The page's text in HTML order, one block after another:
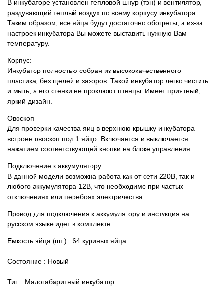
В инкубаторе установлен тепловой шнур (тэн) и вентилятор,
раздувающий теплый воздух по всему корпусу инкубатора.
Таким образом, все яйца будут достаточно обогреты, а из-за
настроек инкубатора Вы можете выставить нужную Вам
температуру.
Корпус:
Инкубатор полностью собран из высококачественного
пластика, без щелей и зазоров. Такой инкубатор легко чистить
и мыть, а его стенки не проклюют птенцы. Имеет приятный,
яркий дизайн.
Овоскоп
Для проверки качества яиц в верхнюю крышку инкубатора
встроен овоскоп под 1 яйцо. Включается и выключается
нажатием соответствующей кнопки на блоке управления.
Подключение к аккумулятору:
В данной модели возможна работа как от сети 220В, так и
любого аккумулятора 12В, что необходимо при частых
отключениях или перебоях электричества.
Провод для подключения к аккумулятору и инстукция на
русском языке идет в комплекте.
Емкость яйца (шт.) : 64 куриных яйца
Состояние : Новый
Тип : Малогабаритный инкубатор